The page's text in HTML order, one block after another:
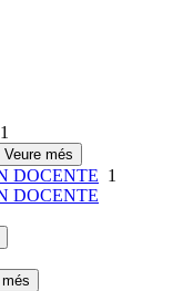
1
Veure més
DOCENTE 1
DOCENTE